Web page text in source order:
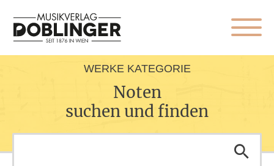
WERKE KATEGORIE
Noten
suchen und finden